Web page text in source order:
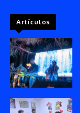
Artículos